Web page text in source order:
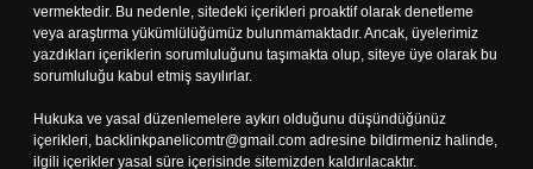
vermektedir. Bu nedenle, sitedeki içerikleri proaktif olarak denetleme
veya araştırma yükümlülüğümüz bulunmamaktadır. Ancak, üyelerimiz
yazdıkları içeriklerin sorumluluğunu taşımakta olup, siteye üye olarak bu
sorumluluğu kabul etmiş sayılırlar.
Hukuka ve yasal düzenlemelere aykırı olduğunu düşündüğünüz
içerikleri, backlinkpanelicomtr@gmail.com adresine bildirmeniz halinde,
ilgili içerikler yasal süre içerisinde sitemizden kaldırılacaktır.